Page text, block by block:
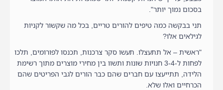
בסכום נמוך יותר".
תני בבקשה כמה טיפים להורים טריים, בכל מה שקשור לקניות
לגילאים אלו?
"ראשית – אל תתעצלו. תעשו סקר צרכנות, תכנסו לפורומים, תלכו
לפחות ל-3-4 חנויות שונות ותשוו בין מחירי מוצרים מתוך רשימת
הלידה, תתייעצו עם חברים שהם כבר הורים לגבי הפריטים שהם
הכרחיים ואלו שלא.